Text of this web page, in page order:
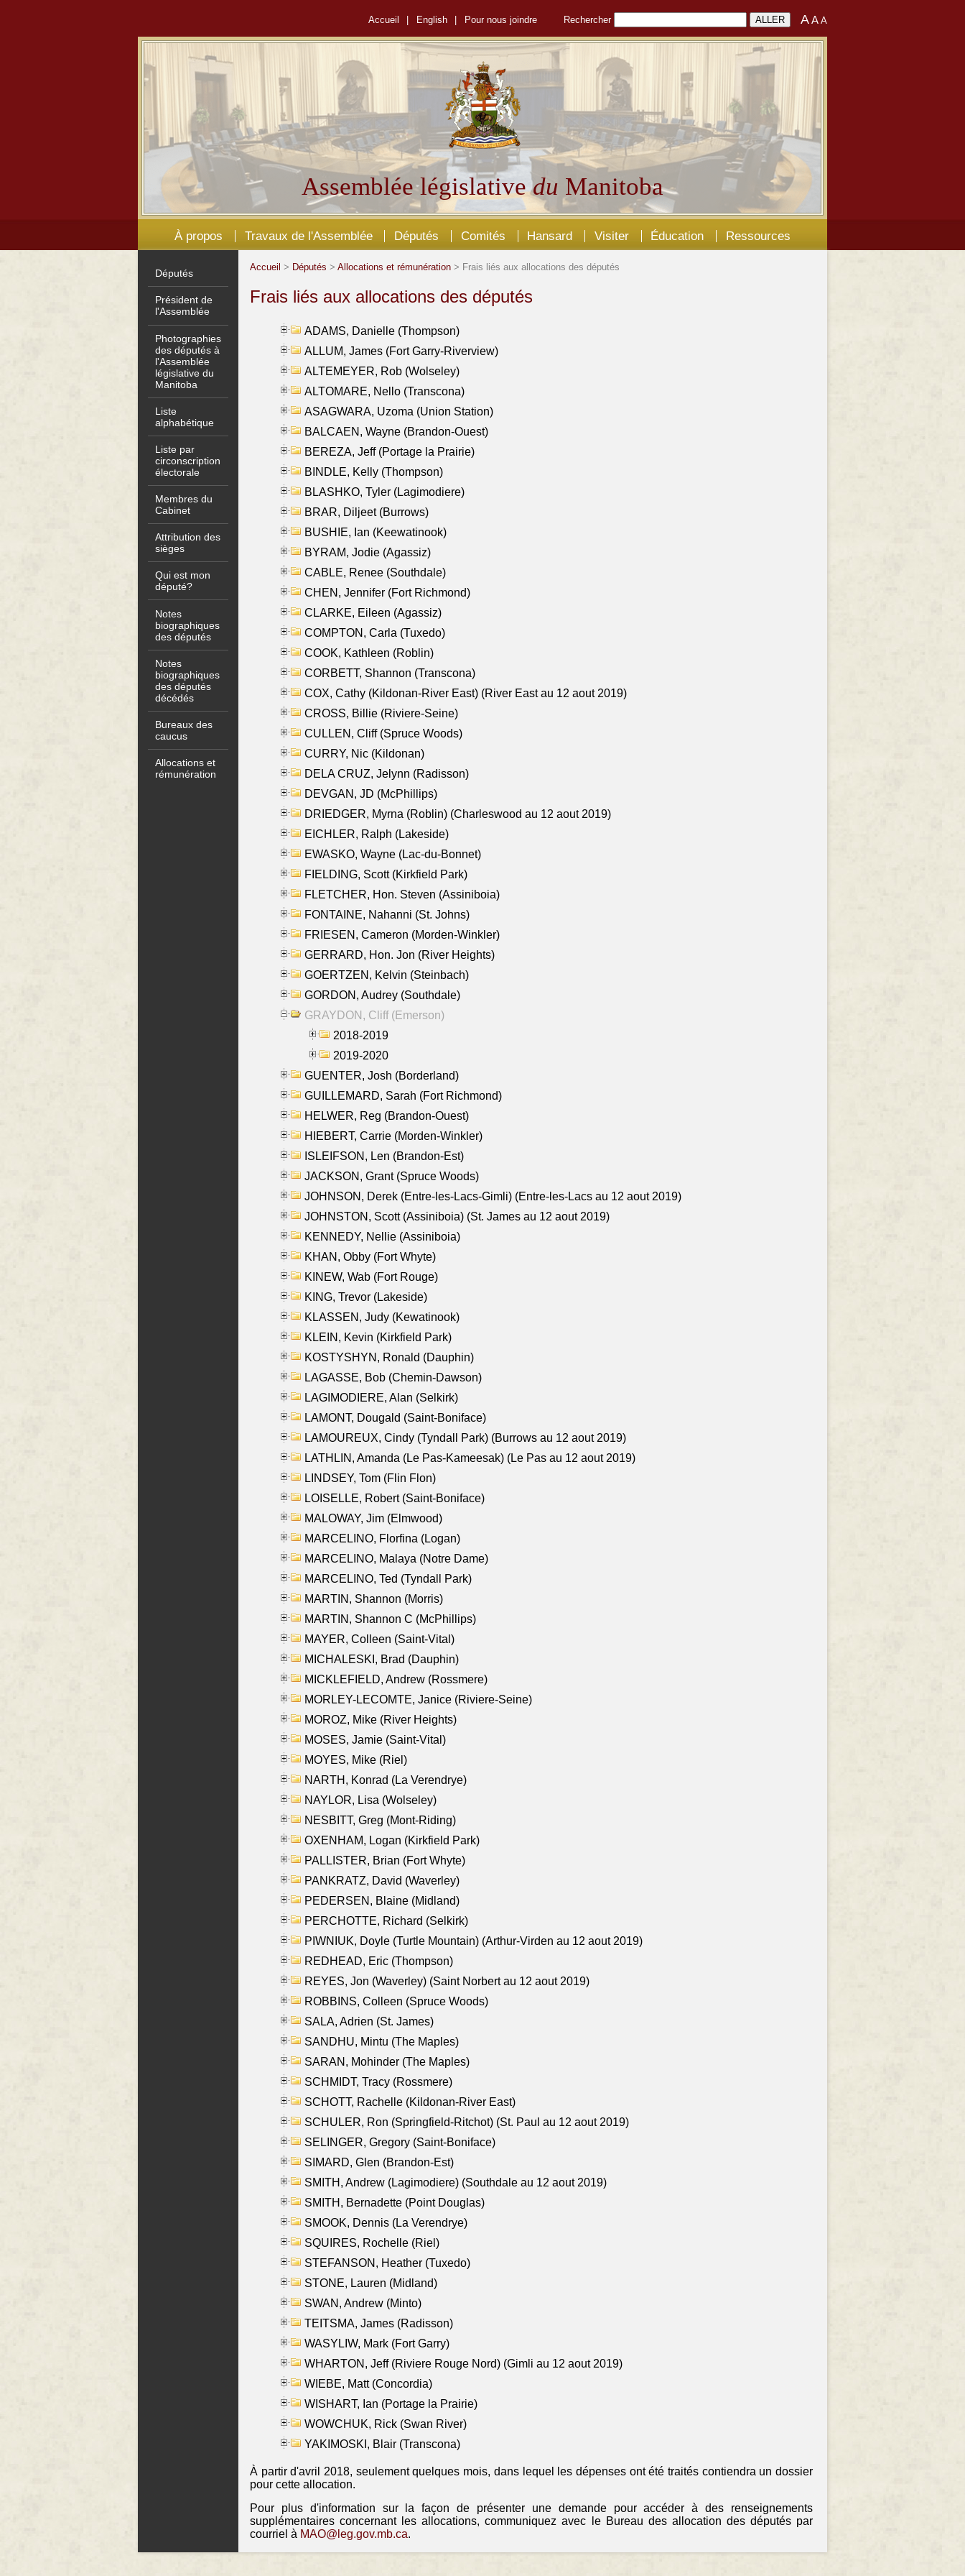
Accueil English Pour nous joindre Rechercher AA A
Assemblée législativedu Manitoba
À propos Travaux de l'Assemblée Députés Comités Hansard Visiter Éducation Ressources
Députés
Président de
l'Assemblée
Photographies
des députés à
l'Assemblée
législative du
Manitoba
Liste
alphabétique
Liste par
circonscription
électorale
Membres du
Cabinet
Attribution des
sièges
Qui est mon
député?
Notes
biographiques
des députés
Notes
biographiques
des députés
décédés
Bureaux des
caucus
Allocations et
rémunération
Accueil > Députés > Allocations et rémunération > Frais liés aux allocations des députés
Frais liés aux allocations des députés
ADAMS, Danielle (Thompson)
ALLUM, James (Fort Garry-Riverview)
ALTEMEYER, Rob (Wolseley)
ALTOMARE, Nello (Transcona)
ASAGWARA, Uzoma (Union Station)
BALCAEN, Wayne (Brandon-Ouest)
BEREZA, Jeff (Portage la Prairie)
BINDLE, Kelly (Thompson)
BLASHKO, Tyler (Lagimodiere)
BRAR, Diljeet (Burrows)
BUSHIE, Ian (Keewatinook)
BYRAM, Jodie (Agassiz)
CABLE, Renee (Southdale)
CHEN, Jennifer (Fort Richmond)
CLARKE, Eileen (Agassiz)
COMPTON, Carla (Tuxedo)
COOK, Kathleen (Roblin)
CORBETT, Shannon (Transcona)
COX, Cathy (Kildonan-River East) (River East au 12 aout 2019)
CROSS, Billie (Riviere-Seine)
CULLEN, Cliff (Spruce Woods)
CURRY, Nic (Kildonan)
DELA CRUZ, Jelynn (Radisson)
DEVGAN, JD (McPhillips)
DRIEDGER, Myrna (Roblin) (Charleswood au 12 aout 2019)
EICHLER, Ralph (Lakeside)
EWASKO, Wayne (Lac-du-Bonnet)
FIELDING, Scott (Kirkfield Park)
FLETCHER, Hon. Steven (Assiniboia)
FONTAINE, Nahanni (St. Johns)
FRIESEN, Cameron (Morden-Winkler)
GERRARD, Hon. Jon (River Heights)
GOERTZEN, Kelvin (Steinbach)
GORDON, Audrey (Southdale)
GRAYDON, Cliff (Emerson)
2018-2019
2019-2020
GUENTER, Josh (Borderland)
GUILLEMARD, Sarah (Fort Richmond)
HELWER, Reg (Brandon-Ouest)
HIEBERT, Carrie (Morden-Winkler)
ISLEIFSON, Len (Brandon-Est)
JACKSON, Grant (Spruce Woods)
JOHNSON, Derek (Entre-les-Lacs-Gimli) (Entre-les-Lacs au 12 aout 2019)
JOHNSTON, Scott (Assiniboia) (St. James au 12 aout 2019)
KENNEDY, Nellie (Assiniboia)
KHAN, Obby (Fort Whyte)
KINEW, Wab (Fort Rouge)
KING, Trevor (Lakeside)
KLASSEN, Judy (Kewatinook)
KLEIN, Kevin (Kirkfield Park)
KOSTYSHYN, Ronald (Dauphin)
LAGASSE, Bob (Chemin-Dawson)
LAGIMODIERE, Alan (Selkirk)
LAMONT, Dougald (Saint-Boniface)
LAMOUREUX, Cindy (Tyndall Park) (Burrows au 12 aout 2019)
LATHLIN, Amanda (Le Pas-Kameesak) (Le Pas au 12 aout 2019)
LINDSEY, Tom (Flin Flon)
LOISELLE, Robert (Saint-Boniface)
MALOWAY, Jim (Elmwood)
MARCELINO, Florfina (Logan)
MARCELINO, Malaya (Notre Dame)
MARCELINO, Ted (Tyndall Park)
MARTIN, Shannon (Morris)
MARTIN, Shannon C (McPhillips)
MAYER, Colleen (Saint-Vital)
MICHALESKI, Brad (Dauphin)
MICKLEFIELD, Andrew (Rossmere)
MORLEY-LECOMTE, Janice (Riviere-Seine)
MOROZ, Mike (River Heights)
MOSES, Jamie (Saint-Vital)
MOYES, Mike (Riel)
NARTH, Konrad (La Verendrye)
NAYLOR, Lisa (Wolseley)
NESBITT, Greg (Mont-Riding)
OXENHAM, Logan (Kirkfield Park)
PALLISTER, Brian (Fort Whyte)
PANKRATZ, David (Waverley)
PEDERSEN, Blaine (Midland)
PERCHOTTE, Richard (Selkirk)
PIWNIUK, Doyle (Turtle Mountain) (Arthur-Virden au 12 aout 2019)
REDHEAD, Eric (Thompson)
REYES, Jon (Waverley) (Saint Norbert au 12 aout 2019)
ROBBINS, Colleen (Spruce Woods)
SALA, Adrien (St. James)
SANDHU, Mintu (The Maples)
SARAN, Mohinder (The Maples)
SCHMIDT, Tracy (Rossmere)
SCHOTT, Rachelle (Kildonan-River East)
SCHULER, Ron (Springfield-Ritchot) (St. Paul au 12 aout 2019)
SELINGER, Gregory (Saint-Boniface)
SIMARD, Glen (Brandon-Est)
SMITH, Andrew (Lagimodiere) (Southdale au 12 aout 2019)
SMITH, Bernadette (Point Douglas)
SMOOK, Dennis (La Verendrye)
SQUIRES, Rochelle (Riel)
STEFANSON, Heather (Tuxedo)
STONE, Lauren (Midland)
SWAN, Andrew (Minto)
TEITSMA, James (Radisson)
WASYLIW, Mark (Fort Garry)
WHARTON, Jeff (Riviere Rouge Nord) (Gimli au 12 aout 2019)
WIEBE, Matt (Concordia)
WISHART, Ian (Portage la Prairie)
WOWCHUK, Rick (Swan River)
YAKIMOSKI, Blair (Transcona)
À partir d'avril 2018, seulement quelques mois, dans lequel les dépenses ont été traités contiendra un dossier
pour cette allocation.
Pour plus d'information sur la façon de présenter une demande pour accéder à des renseignements
supplémentaires concernant les allocations, communiquez avec le Bureau des allocation des députés par
courriel à MAO@leg.gov.mb.ca.